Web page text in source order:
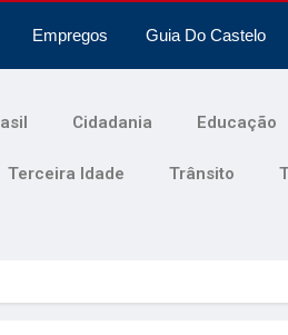
Empregos Guia Do Castelo
Cidadania Educação
Terceira Idade Trânsito